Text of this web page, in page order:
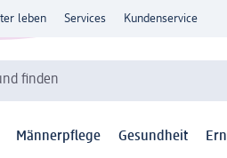
leben Services Kundenservice
finden
Männerpflege Gesundheit